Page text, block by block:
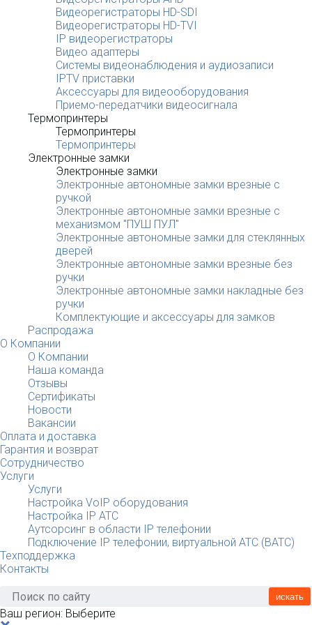
Видеорегистраторы HD-SDI
Видеорегистраторы HD-TVI
IP видеорегистраторы
Видео адаптеры
Системы видеонаблюдения и аудиозаписи
IPTV приставки
Аксессуары для видеооборудования
Приемо-передатчики видеосигнала
Термопринтеры
Термопринтеры
Термопринтеры
Электронные замки
Электронные замки
Электронные автономные замки врезные с
ручкой
Электронные автономные замки врезные с
механизмом "ПУШ ПУЛ"
Электронные автономные замки для стеклянных
дверей
Электронные автономные замки врезные без
ручки
Электронные автономные замки накладные без
ручки
Комплектующие и аксессуары для замков
Распродажа
О Компании
О Компании
Наша команда
Отзывы
Сертификаты
Новости
Вакансии
Оплата и доставка
Гарантия и возврат
Сотрудничество
Услуги
Услуги
Настройка VoIP оборудования
Настройка IP АТС
Аутсорсинг в области IP телефонии
Подключение IP телефонии, виртуальной АТС (ВАТС)
Техподдержка
Контакты
искать
Ваш регион: Выберите